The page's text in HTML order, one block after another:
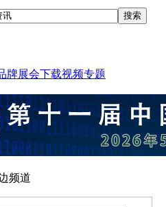
牌展会下载视频专题
频道